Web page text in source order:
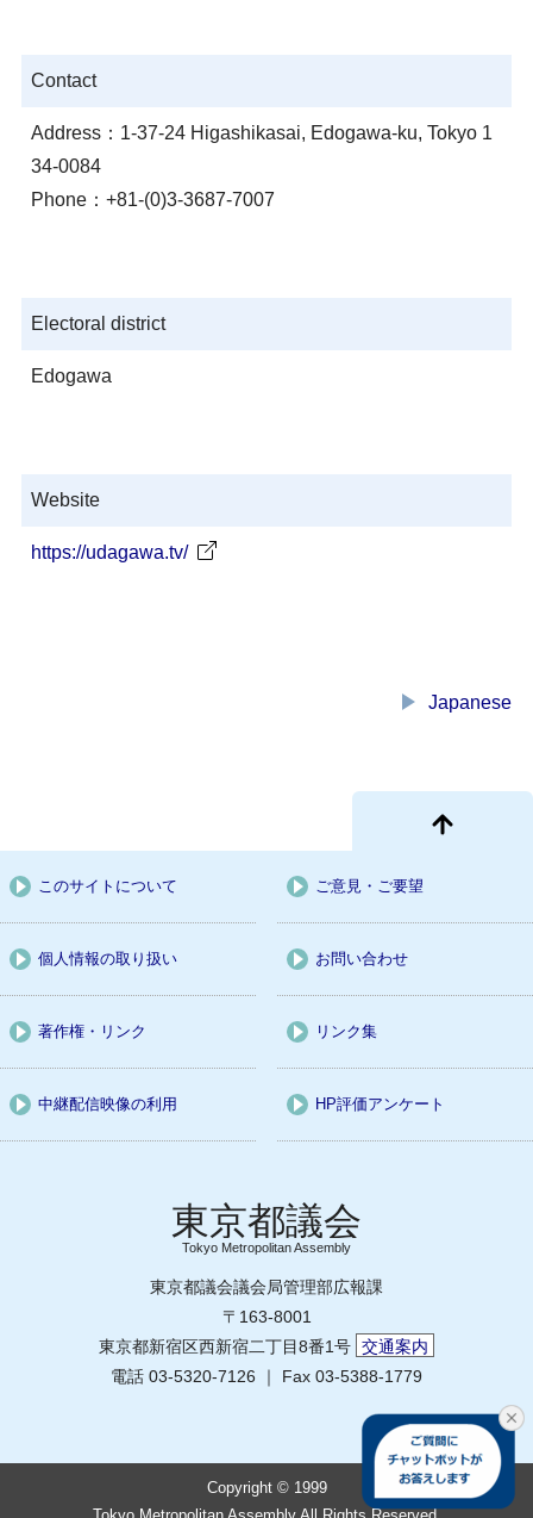
Contact
Address：1-37-24 Higashikasai, Edogawa-ku, Tokyo 1
34-0084
Phone：+81-(0)3-3687-7007
Electoral district
Edogawa
Website
https://udagawa.tv/
play_arrow Japanese
このサイトについて ご意見・ご要望
個人情報の取り扱い お問い合わせ
著作権・リンク リンク集
中継配信映像の利用 HP評価アンケート
Tokyo Metropolitan Assembly
東京都議会議会局管理部広報課
〒163-8001
東京都新宿区西新宿二丁目8番1号 交通案内
電話 03-5320-7126 ｜ Fax 03-5388-1779
Copyright © 1999
Tokyo Metropolitan Assembly All Rights Reserved.